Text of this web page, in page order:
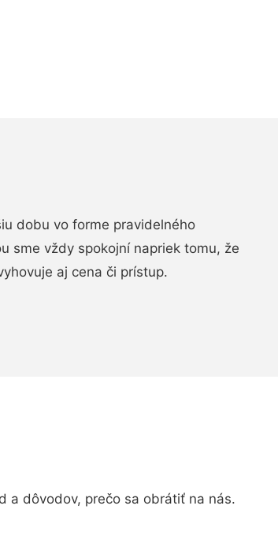
dobu vo forme pravidelného
sme vždy spokojní napriek tomu, že
aj cena či prístup.
a dôvodov, prečo sa obrátiť na nás.